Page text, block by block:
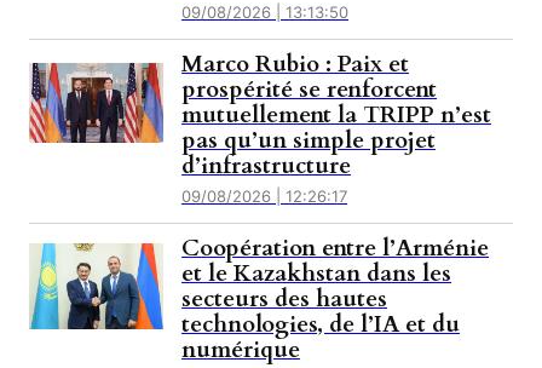
09/08/2026 | 13:13:50
Marco Rubio : Paix et
prospérité se renforcent
mutuellement la TRIPP n’est
pas qu’un simple projet
d’infrastructure
09/08/2026 | 12:26:17
Coopération entre l’Arménie
et le Kazakhstan dans les
secteurs des hautes
technologies, de l’IA et du
numérique